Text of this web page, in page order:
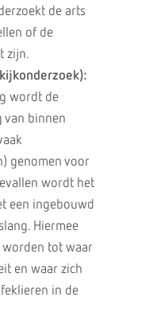
de arts
of de
zijn.
wordt de
van binnen
genomen voor
wordt het
een ingebouwd
Hiermee
tot waar
en waar zich
in de